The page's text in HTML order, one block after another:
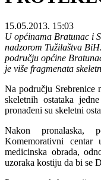
15.05.2013. 15:03
U općinama Bratunac i
nadzorom Tužilaštva BiH.
području općine
je više fragmenata
Na području Srebrenice
skeletnih ostataka
pronađeni su skeletni
Nakon pronalaska,
Komemorativni
medicinska obrada,
uzoraka kostiju da bi se